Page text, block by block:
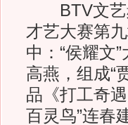
BTV文艺
才艺大赛第
中：“侯耀文
高燕，组成“
品《打工奇
百灵鸟”连春